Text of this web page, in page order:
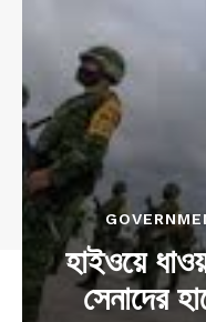
হাইওয়ে
সেনাদের